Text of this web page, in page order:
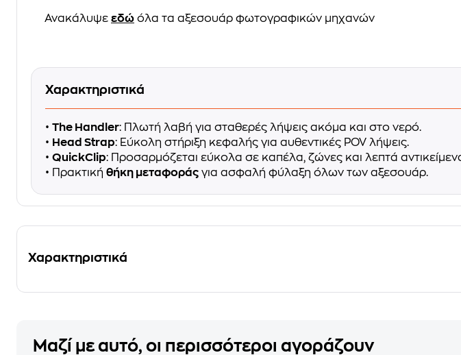
Ανακάλυψε εδώ όλα τα αξεσουάρ φωτογραφικών μηχανών
Χαρακτηριστικά
• The Handler: Πλωτή λαβή για σταθερές λήψεις ακόμα και στο νερό.
• Head Strap: Εύκολη στήριξη κεφαλής για αυθεντικές POV λήψεις.
• QuickClip: Προσαρμόζεται εύκολα σε καπέλα, ζώνες και λεπτά
• Πρακτική θήκη μεταφοράς για ασφαλή φύλαξη όλων των αξεσουάρ.
Χαρακτηριστικά
Μαζί με αυτό, οι περισσότεροι αγοράζουν